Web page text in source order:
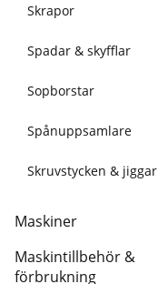
Skrapor
Spadar & skyfflar
Sopborstar
Spånuppsamlare
Skruvstycken & jiggar
Maskiner
Maskintillbehör &
förbrukning